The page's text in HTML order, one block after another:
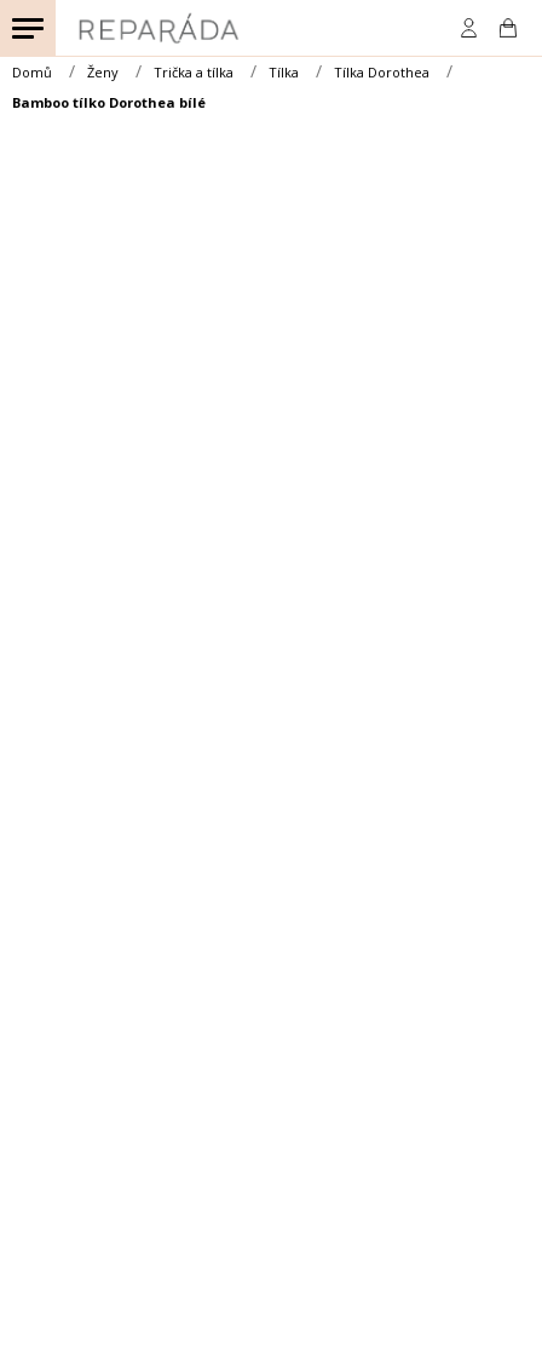
na
obsah
Domů Ženy Trička a tílka Tílka
Tílka Dorothea
Bamboo tílko Dorothea bílé